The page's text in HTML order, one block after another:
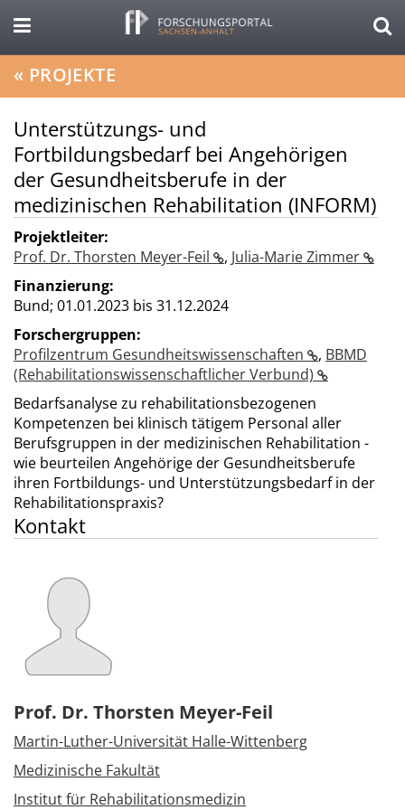
« PROJEKTE
Unterstützungs- und
Fortbildungsbedarf bei Angehörigen
der Gesundheitsberufe in der
medizinischen Rehabilitation (INFORM)
Projektleiter:
Prof. Dr. Thorsten Meyer-Feil
, Julia-Marie Zimmer
Finanzierung:
Bund; 01.01.2023 bis 31.12.2024
Forschergruppen:
Profilzentrum Gesundheitswissenschaften
, BBMD
(Rehabilitationswissenschaftlicher Verbund)
Bedarfsanalyse zu rehabilitationsbezogenen
Kompetenzen bei klinisch tätigem Personal aller
Berufsgruppen in der medizinischen Rehabilitation -
wie beurteilen Angehörige der Gesundheitsberufe
ihren Fortbildungs- und Unterstützungsbedarf in der
Rehabilitationspraxis?
Kontakt
Prof. Dr. Thorsten Meyer-Feil
Martin-Luther-Universität Halle-Wittenberg
Medizinische Fakultät
Institut für Rehabilitationsmedizin